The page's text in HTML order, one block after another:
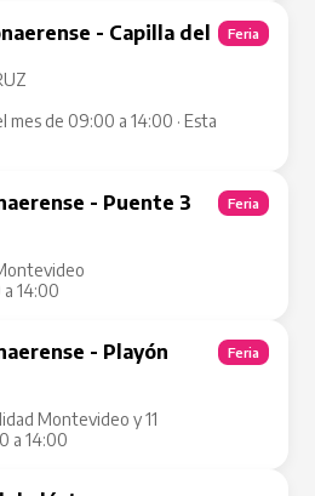
- Capilla del
mes de 09:00 a 14:00 · Esta
Feria
- Puente 3
14:00
Feria
- Playón
Montevideo y 11
a 14:00
Feria